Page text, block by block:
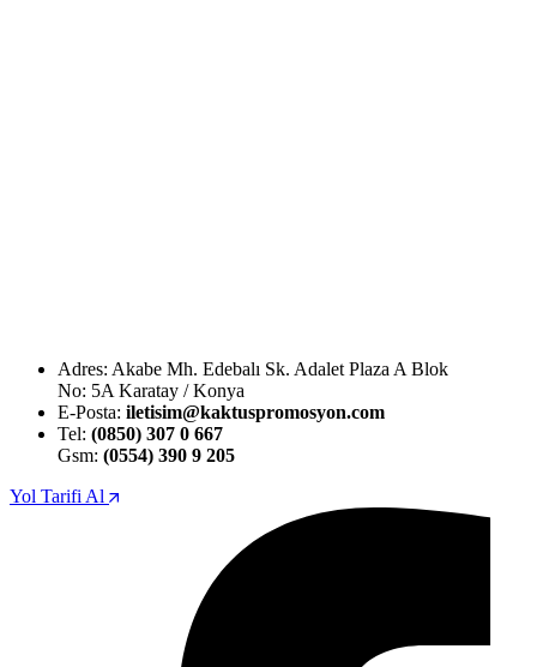
Adres: Akabe Mh. Edebalı Sk. Adalet Plaza A Blok
No: 5A Karatay / Konya
E-Posta: iletisim@kaktuspromosyon.com
Tel: (0850) 307 0 667
Gsm: (0554) 390 9 205
Yol Tarifi Al